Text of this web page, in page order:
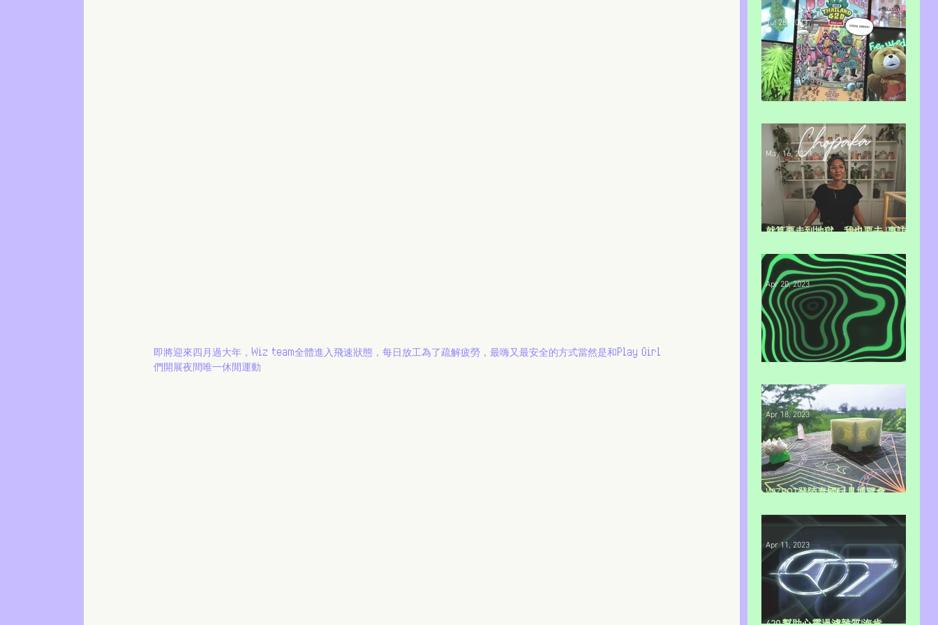
即將迎來四月過大年，Wiz team全體進入飛速狀態，每日放工為了疏解疲勞，最嗨又最安全的方式當然是和Play Girl
們開展夜間唯一休閒運動
Jul 28, 2023
就算要走到地獄，我也要去 |專訪
May 16, 2023
Apr 20, 2023
WIZPOT登陸泰國玩具博覽會
Apr 18, 2023
Apr 11, 2023